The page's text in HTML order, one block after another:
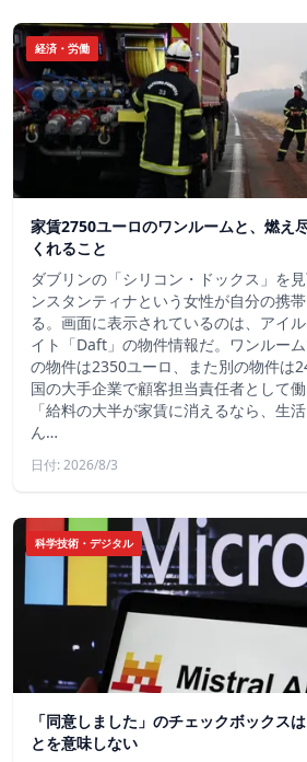
経済・労働
家賃2750ユーロのワンルームと、燃え
くれること
ダブリンの「シリコン・ドックス」を
ンスタンティナという女性が自分の携
る。画面に表示されているのは、アイ
イト「Daft」の物件情報だ。ワンルー
の物件は2350ユーロ、また別の物件は
国の大手企業で顧客担当責任者として
「給料の大半が家賃に消えるなら、生
ん…
日付: 2026/8/3
科学技術・デジタル
「同意しました」のチェックボックス
とを意味しない